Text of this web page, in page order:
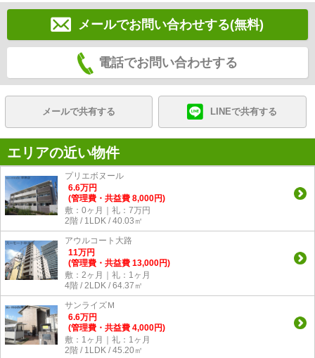
メールでお問い合わせする(無料)
電話でお問い合わせする
メールで共有する LINEで共有する
エリアの近い物件
プリエボヌール
6.6万円
(管理費・共益費 8,000円)
敷：0ヶ月｜礼：7万円
2階 / 1LDK / 40.03㎡
アウルコート大路
11万円
(管理費・共益費 13,000円)
敷：2ヶ月｜礼：1ヶ月
4階 / 2LDK / 64.37㎡
サンライズＭ
6.6万円
(管理費・共益費 4,000円)
敷：1ヶ月｜礼：1ヶ月
2階 / 1LDK / 45.20㎡